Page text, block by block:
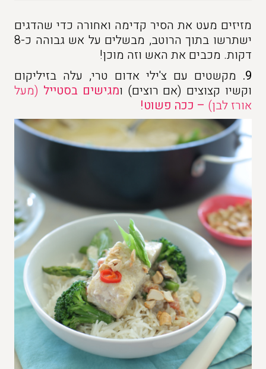
מזיזים מעט את הסיר קדימה ואחורה כדי שהדגים
ישתרשו בתוך הרוטב, מבשלים על אש גבוהה כ-8
דקות. מכבים את האש וזה מוכן!
9.
מקשטים עם צ'ילי אדום טרי, עלה בזיליקום
וקשיו קצוצים (אם רוצים) ומגישים בסטייל (מעל
אורז לבן) – ככה פשוט!